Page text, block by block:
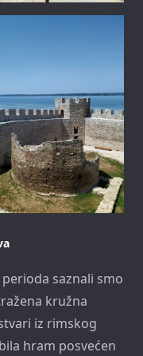
saznali smo
kružna
iz rimskog
hram posvećen